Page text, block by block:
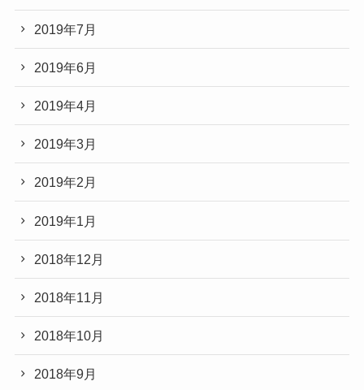
2019年7月
2019年6月
2019年4月
2019年3月
2019年2月
2019年1月
2018年12月
2018年11月
2018年10月
2018年9月